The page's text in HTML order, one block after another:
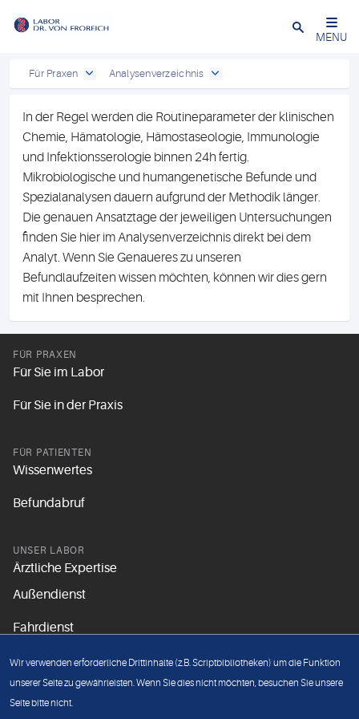
Close
MENU
Für Praxen Analysenverzeichnis
In der Regel werden die Routineparameter der klinischen
Chemie, Hämatologie, Hämostaseologie, Immunologie
und Infektionsserologie binnen 24h fertig.
Mikrobiologische und humangenetische Befunde und
Spezialanalysen dauern aufgrund der Methodik länger.
Die genauen Ansatztage der jeweiligen Untersuchungen
finden Sie hier im Analysenverzeichnis direkt bei dem
Analyt. Wenn Sie Genaueres zu unseren
Befundlaufzeiten wissen möchten, können wir dies gern
mit Ihnen besprechen.
FÜR PRAXEN
Für Sie im Labor
Für Sie in der Praxis
FÜR PATIENTEN
Wissenwertes
Befundabruf
UNSER LABOR
Ärztliche Expertise
Außendienst
Fahrdienst
Unsere Grundsätze
Wir verwenden erforderliche Drittinhalte (z.B. Scriptbibliotheken) um die Funktion
unserer Seite zu gewährleisten. Wenn Sie dies nicht möchten, besuchen Sie unsere
Seite bitte nicht.